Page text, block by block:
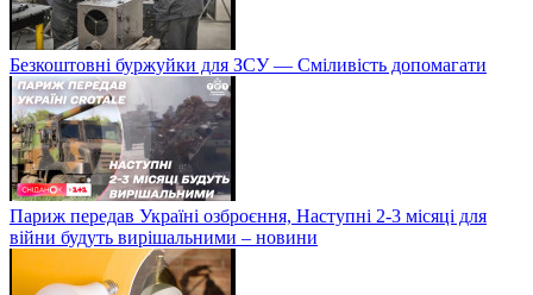
Безкоштовні буржуйки для ЗСУ — Сміливість допомагати
Париж передав Україні озброєння, Наступні 2-3 місяці для
війни будуть вирішальними – новини